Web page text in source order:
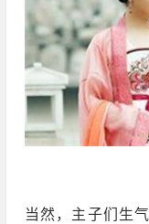
当然，主子们生